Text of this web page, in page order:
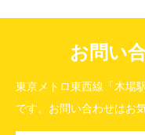
お問い
東京メトロ東西線「木場
です。お問い合わせはお